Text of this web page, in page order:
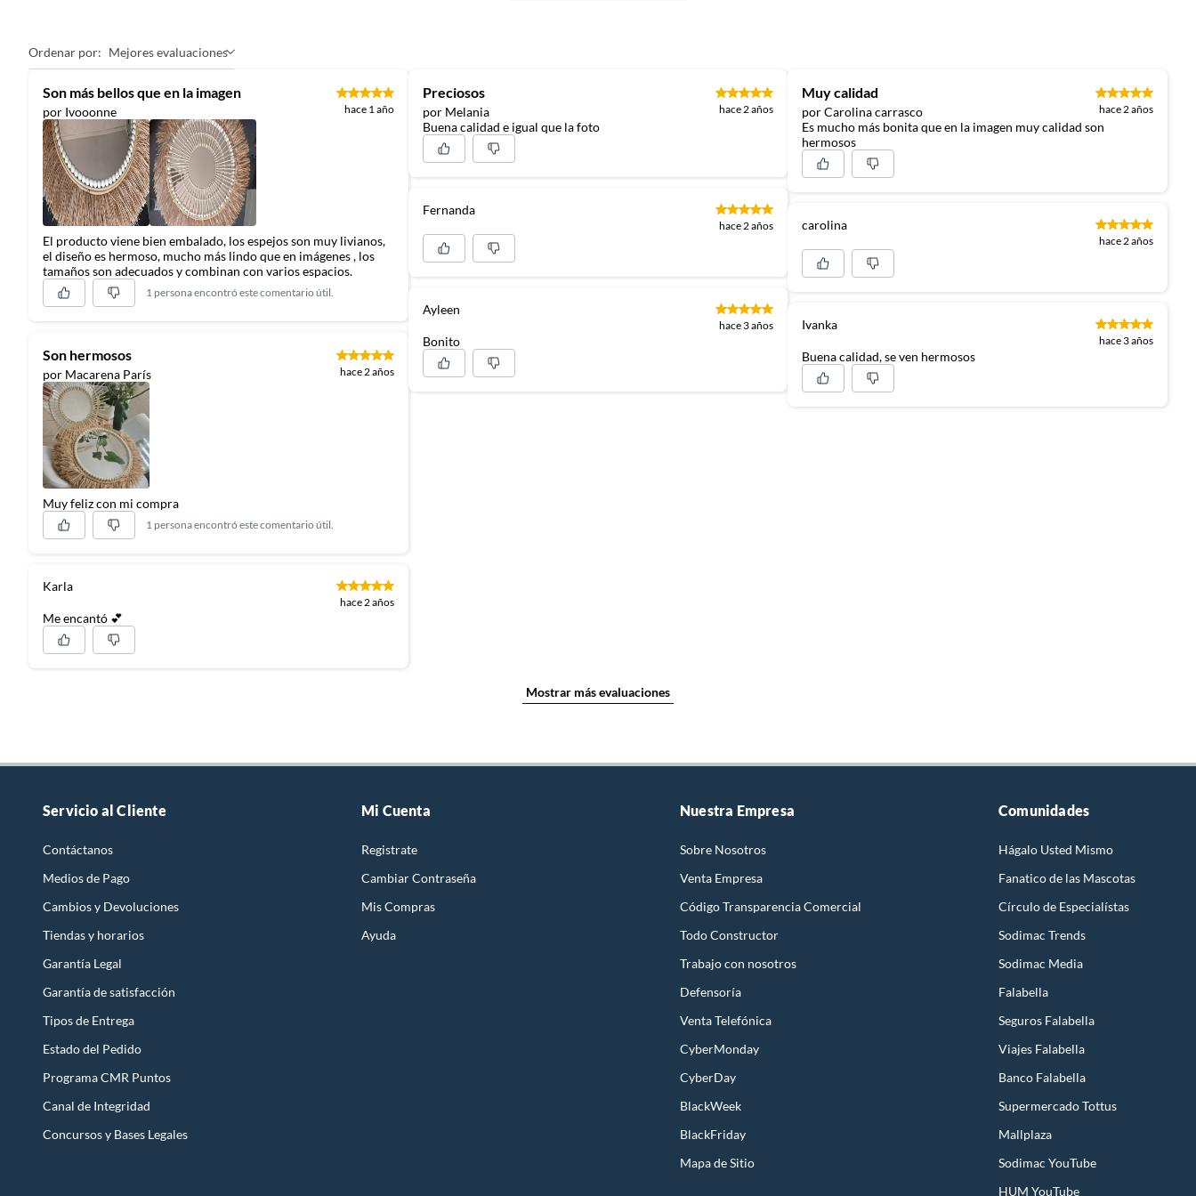
como tejidos y borlas, añade un toque artesanal y auténtico a cada espejo.
Ordenar por: Mejores evaluaciones
Son más bellos que en la imagen
por Ivooonne hace 1 año
El producto viene bien embalado, los espejos son muy livianos,
el diseño es hermoso, mucho más lindo que en imágenes , los
tamaños son adecuados y combinan con varios espacios.
1 persona encontró este comentario útil.
Son hermosos
por Macarena París hace 2 años
Muy feliz con mi compra
1 persona encontró este comentario útil.
Karla
hace 2 años
Me encantó 💕
Preciosos
por Melania hace 2 años
Buena calidad e igual que la foto
Fernanda
hace 2 años
Ayleen
hace 3 años
Bonito
Muy calidad
por Carolina carrasco hace 2 años
Es mucho más bonita que en la imagen muy calidad son
hermosos
carolina
hace 2 años
Ivanka
hace 3 años
Buena calidad, se ven hermosos
Mostrar más evaluaciones
Servicio al Cliente
Contáctanos
Medios de Pago
Cambios y Devoluciones
Tiendas y horarios
Garantía Legal
Garantía de satisfacción
Tipos de Entrega
Estado del Pedido
Programa CMR Puntos
Canal de Integridad
Concursos y Bases Legales
Mi Cuenta
Registrate
Cambiar Contraseña
Mis Compras
Ayuda
Nuestra Empresa
Sobre Nosotros
Venta Empresa
Código Transparencia Comercial
Todo Constructor
Trabajo con nosotros
Defensoría
Venta Telefónica
CyberMonday
CyberDay
BlackWeek
BlackFriday
Mapa de Sitio
Comunidades
Hágalo Usted Mismo
Fanatico de las Mascotas
Círculo de Especialístas
Sodimac Trends
Sodimac Media
Falabella
Seguros Falabella
Viajes Falabella
Banco Falabella
Supermercado Tottus
Mallplaza
Sodimac YouTube
HUM YouTube